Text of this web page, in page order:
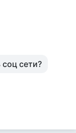
соц сети?